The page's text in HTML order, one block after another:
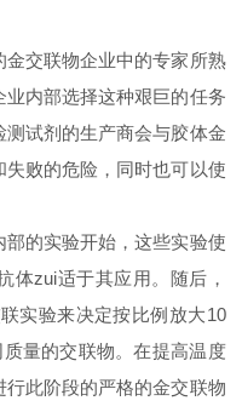
交联物企业中的专家所熟
内部选择这种艰巨的任务
试剂的生产商会与胶体金
败的危险，同时也可以使
的实验开始，这些实验使
体zui适于其应用。随后，
实验来决定按比例放大10
量的交联物。在提高温度
此阶段的严格的金交联物